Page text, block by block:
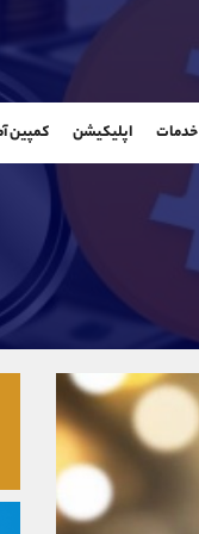
خدمات اپلیکیشن کمپین
شروع